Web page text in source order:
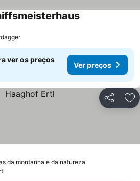
ver os preços
Ver preços
Partilhar
da montanha e da natureza